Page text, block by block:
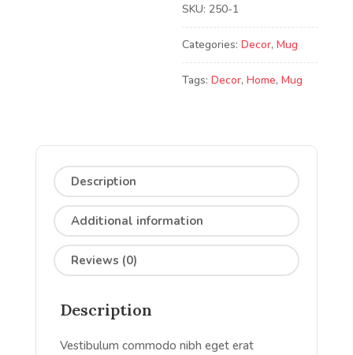
SKU: 250-1
Categories:Decor,Mug
Tags:Decor,Home,Mug
Description
Additional information
Reviews (0)
Description
Vestibulum commodo nibh eget erat